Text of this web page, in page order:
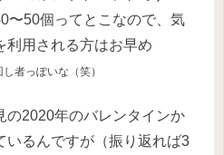
〜50個ってとこなので、気
利用される方はお早め
者っぽいな（笑）
の2020年のバレンタインか
いるんですが（振り返れば3